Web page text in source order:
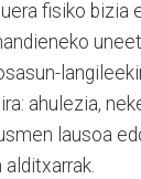
fisiko bizia
ahulezia,
lausoa
alditxarrak.